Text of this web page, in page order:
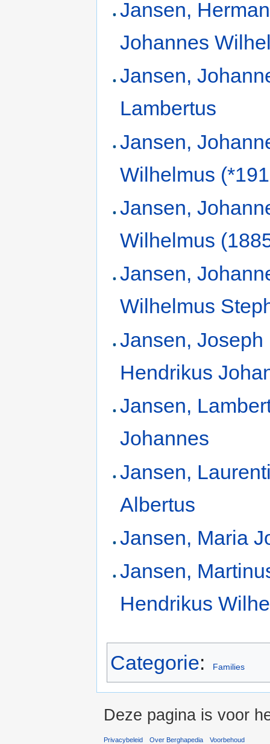
Jansen,
Johannes
Jansen,
Lambertus
Jansen,
Wilhelmus
Jansen,
Wilhelmus
Jansen,
Wilhelmus
Jansen, Joseph
Hendrikus
Jansen,
Johannes
Jansen,
Albertus
Jansen, Maria
Jansen,
Hendrikus
Categorie: Families
Deze pagina is voor
Privacybeleid Over Berghapedia Voorbehoud